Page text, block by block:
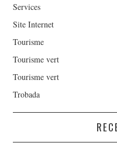
Services
Site Internet
Tourisme
Tourisme vert
Tourisme vert
Trobada